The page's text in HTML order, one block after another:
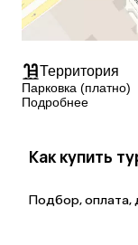
Территория
Парковка (платно)
Подробнее
Как купить
Подбор, оплата,